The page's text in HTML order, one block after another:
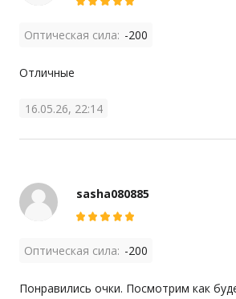
Оптическая сила: -200
Отличные
16.05.26, 22:14
sasha080885
Оптическая сила: -200
Понравились очки. Посмотрим как